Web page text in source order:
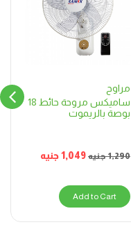
مراوح
ساميكس مروحة حائط 18
بوصة بالريموت
1,290جنيه 1,049جنيه
Add to Cart